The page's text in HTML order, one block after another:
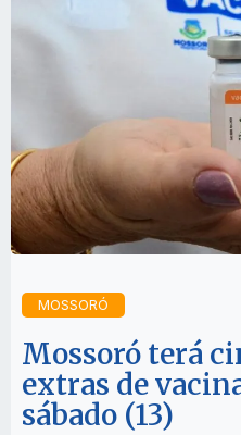
MOSSORÓ
Mossoró terá
extras de
sábado (13)